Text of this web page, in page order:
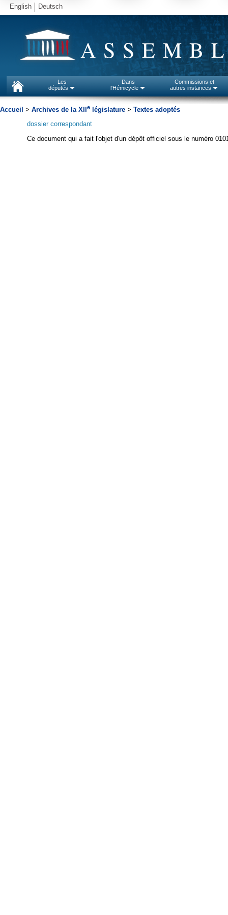
English Deutsch
Les
députés
Dans
l'Hémicycle
Commissions et
autres instances
Accueil > Archives de la XII e législature > Textes adoptés
dossier correspondant
Ce document qui a fait l'objet d'un dépôt officiel sous le numéro